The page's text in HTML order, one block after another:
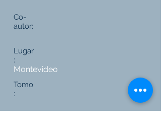
Co-
autor:
Lugar
:
Montevideo
Tomo
: